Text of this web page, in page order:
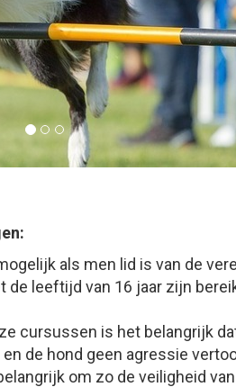
als men lid is van de
de leeftijd van 16 jaar zijn
cursussen is het belangrijk
de hond geen agressie
om zo de veiligheid